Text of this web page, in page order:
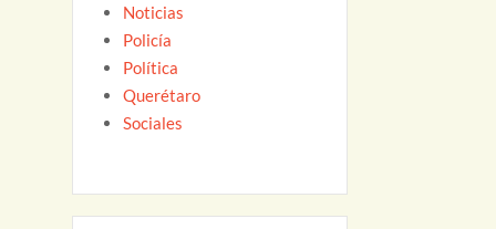
Noticias
Policía
Política
Querétaro
Sociales